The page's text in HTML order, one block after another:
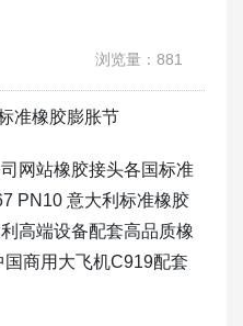
浏览量：881
准橡胶膨胀节
网站橡胶接头各国标准
PN10 意大利标准橡胶
高端设备配套高品质橡
商用大飞机C919配套